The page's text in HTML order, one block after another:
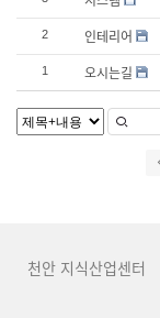
2 인테리어
1 오시는길
천안 지식산업센터